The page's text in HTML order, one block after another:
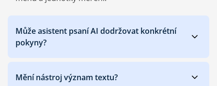
Může asistent psaní AI dodržovat konkrétní
pokyny?
Mění nástroj význam textu?